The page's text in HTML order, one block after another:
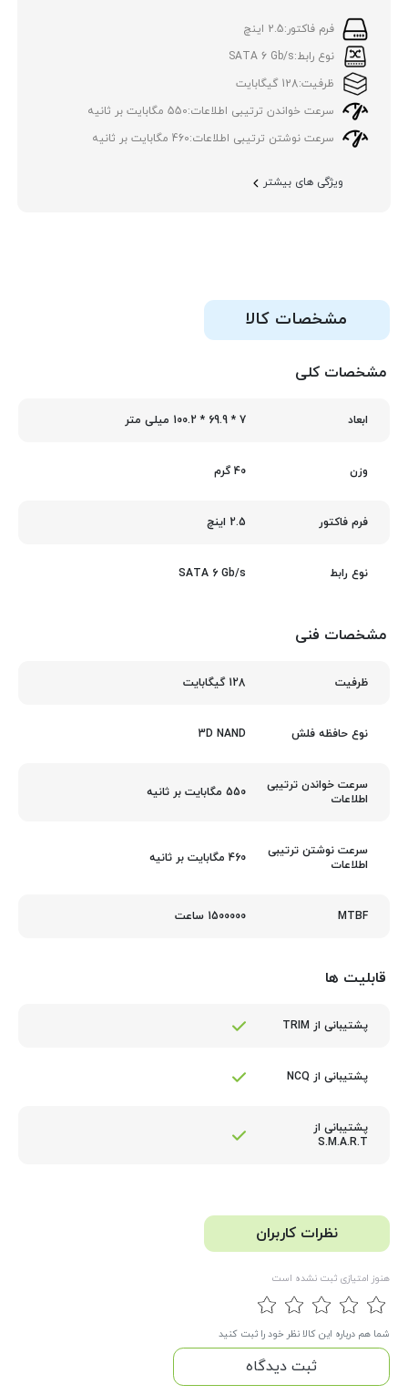
فرم فاکتور:2.5 اینچ
نوع رابط:SATA 6 Gb/s
ظرفیت:128 گیگابایت
سرعت خواندن ترتیبی اطلاعات:550 مگابایت بر ثانیه
سرعت نوشتن ترتیبی اطلاعات:460 مگابایت بر ثانیه
ویژگی های بیشتر
مشخصات کالا
مشخصات کلی
ابعاد 7 * 69.9 * 100.2 میلی متر
وزن 40 گرم
فرم فاکتور 2.5 اینچ
نوع رابط SATA 6 Gb/s
مشخصات فنی
ظرفیت 128 گیگابایت
نوع حافظه فلش 3D NAND
سرعت خواندن ترتیبی
اطلاعات
550 مگابایت بر ثانیه
سرعت نوشتن ترتیبی
اطلاعات
460 مگابایت بر ثانیه
MTBF 1500000 ساعت
قابلیت ها
پشتیبانی از TRIM
پشتیبانی از NCQ
پشتیبانی از
S.M.A.R.T
نظرات کاربران
هنوز امتیازی ثبت نشده است
شما هم درباره این کالا نظر خود را ثبت کنید
ثبت دیدگاه